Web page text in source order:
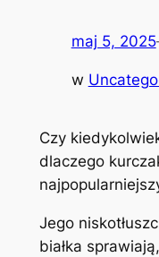
maj 5, 2025
w
Czy
dlaczego
Jego
białka